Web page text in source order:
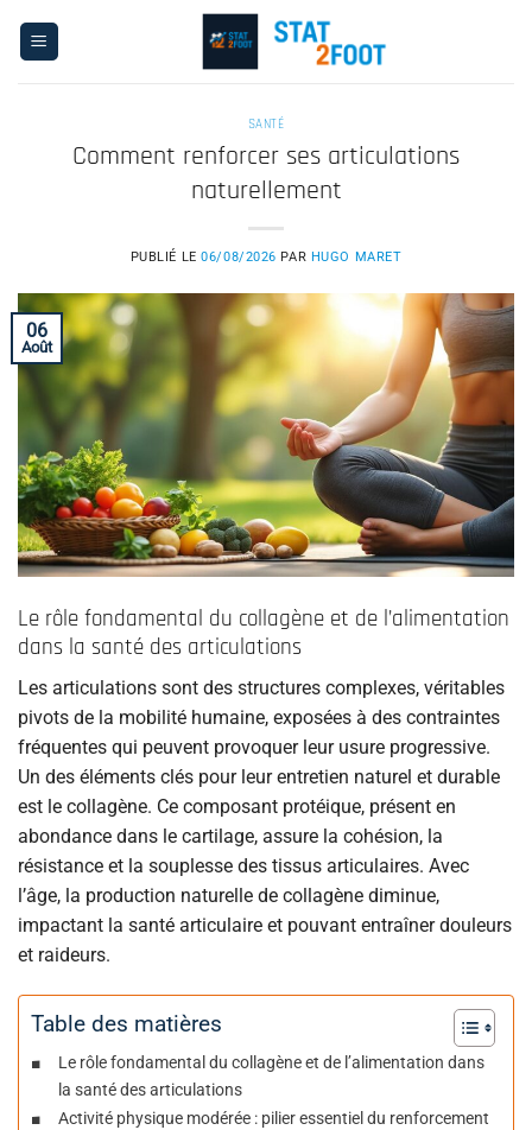
SANTÉ
Comment renforcer ses articulations
naturellement
PUBLIÉ LE06/08/2026 PAR HUGO MARET
06
Août
Le rôle fondamental du collagène et de l’alimentation
dans la santé des articulations
Les articulations sont des structures complexes, véritables
pivots de la mobilité humaine, exposées à des contraintes
fréquentes qui peuvent provoquer leur usure progressive.
Un des éléments clés pour leur entretien naturel et durable
est le collagène. Ce composant protéique, présent en
abondance dans le cartilage, assure la cohésion, la
résistance et la souplesse des tissus articulaires. Avec
l’âge, la production naturelle de collagène diminue,
impactant la santé articulaire et pouvant entraîner douleurs
et raideurs.
Table des matières
Le rôle fondamental du collagène et de l’alimentation dans
la santé des articulations
Activité physique modérée : pilier essentiel du renforcement